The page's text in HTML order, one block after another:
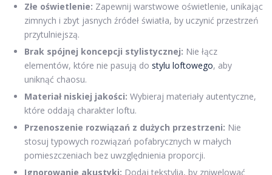
Złe oświetlenie: Zapewnij warstwowe oświetlenie, unikając
zimnych i zbyt jasnych źródeł światła, by uczynić przestrzeń
przytulniejszą.
Brak spójnej koncepcji stylistycznej: Nie łącz
elementów, które nie pasują do stylu loftowego, aby
uniknąć chaosu.
Materiał niskiej jakości: Wybieraj materiały autentyczne,
które oddają charakter loftu.
Przenoszenie rozwiązań z dużych przestrzeni: Nie
stosuj typowych rozwiązań pofabrycznych w małych
pomieszczeniach bez uwzględnienia proporcji.
Ignorowanie akustyki: Dodaj tekstylia, by zniwelować